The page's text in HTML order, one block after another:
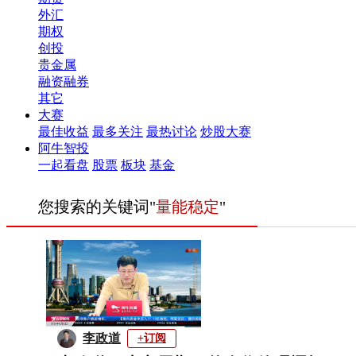
外汇
期权
创投
贵金属
融资融券
其它
大赛
最佳收益 最多关注 最热讨论 炒股大赛
阿牛智投
一起看盘 股票 板块 基金
您搜索的关键词"量能稳定"
李政道 +订阅